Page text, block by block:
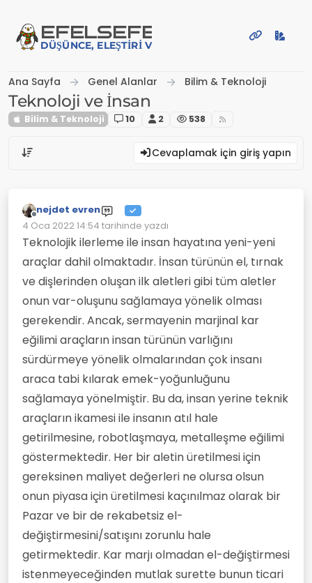
EFELSEFE
DÜŞÜNCE, ELEŞTIRI VE PAYLAŞIM PLATFORMU
Ana Sayfa Genel Alanlar Bilim & Teknoloji
Teknoloji ve İnsan
Bilim & Teknoloji 10 2 538
Cevaplamak için giriş yapın
Çevrimdışı
nejdet evren
4 Oca 2022 14:54 tarihinde yazdı
Son düzenleyen:
Teknolojik ilerleme ile insan hayatına yeni-yeni
araçlar dahil olmaktadır. İnsan türünün el, tırnak
ve dişlerinden oluşan ilk aletleri gibi tüm aletler
onun var-oluşunu sağlamaya yönelik olması
gerekendir. Ancak, sermayenin marjinal kar
eğilimi araçların insan türünün varlığını
sürdürmeye yönelik olmalarından çok insanı
araca tabi kılarak emek-yoğunluğunu
sağlamaya yönelmiştir. Bu da, insan yerine teknik
araçların ikamesi ile insanın atıl hale
getirilmesine, robotlaşmaya, metalleşme eğilimi
göstermektedir. Her bir aletin üretilmesi için
gereksinen maliyet değerleri ne olursa olsun
onun piyasa için üretilmesi kaçınılmaz olarak bir
Pazar ve bir de rekabetsiz el-
değiştirmesini/satışını zorunlu hale
getirmektedir. Kar marjı olmadan el-değiştirmesi
istenmeyeceğinden mutlak surette bunun ticari